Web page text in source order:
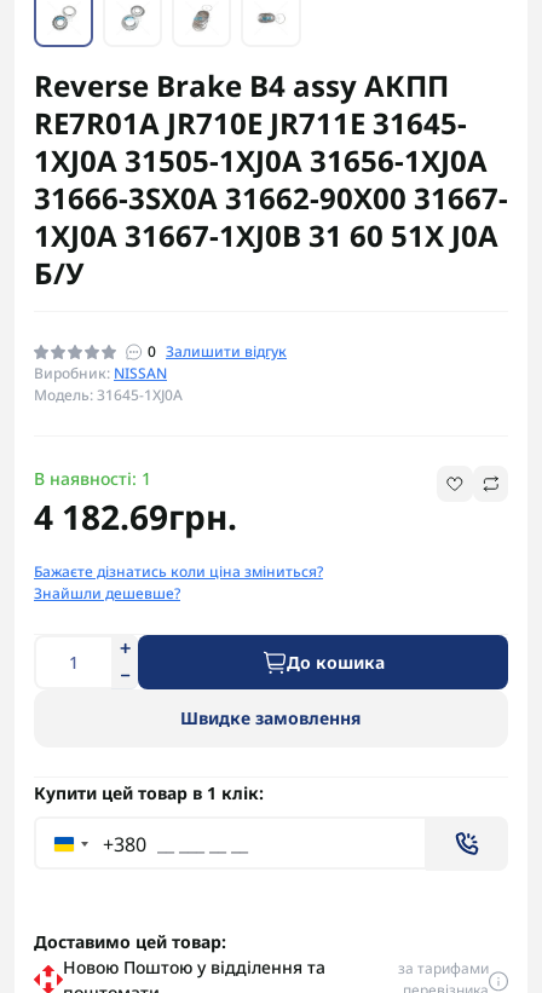
Reverse Brake B4 assy АКПП
RE7R01A JR710E JR711E 31645-
1XJ0A 31505-1XJ0A 31656-1XJ0A
31666-3SX0A 31662-90X00 31667-
1XJ0A 31667-1XJ0B 31 60 51X J0A
Б/У
0 Залишити відгук
Виробник: NISSAN
Модель: 31645-1XJ0A
В наявності: 1
4 182.69грн.
Бажаєте дізнатись коли ціна зміниться?
Знайшли дешевше?
До кошика
Швидке замовлення
Купити цей товар в 1 клік:
+380
Доставимо цей товар:
Новою Поштою у відділення та
за тарифами